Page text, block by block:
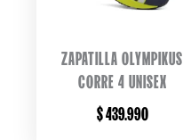
ZAPATILLA OLYMPIKUS
CORRE 4 UNISEX
$439.990